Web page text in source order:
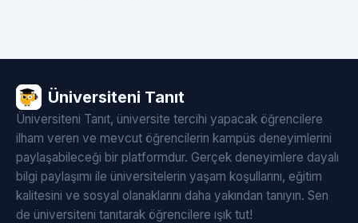
Üniversiteni Tanıt
Üniversiteni Tanıt, üniversite tercihi yapacak öğrencilere
ilham veren ve mevcut öğrencilerin kampüs deneyimlerini
paylaşabileceği bir platformdur. Gerçek deneyimlere dayalı
bilgi paylaşımı ile üniversitelerin yaşam koşullarını, eğitim
kalitesini ve sosyal olanaklarını daha yakından tanıyın. Sen
de üniversiteni tanıtarak öğrencilere ışık tut!